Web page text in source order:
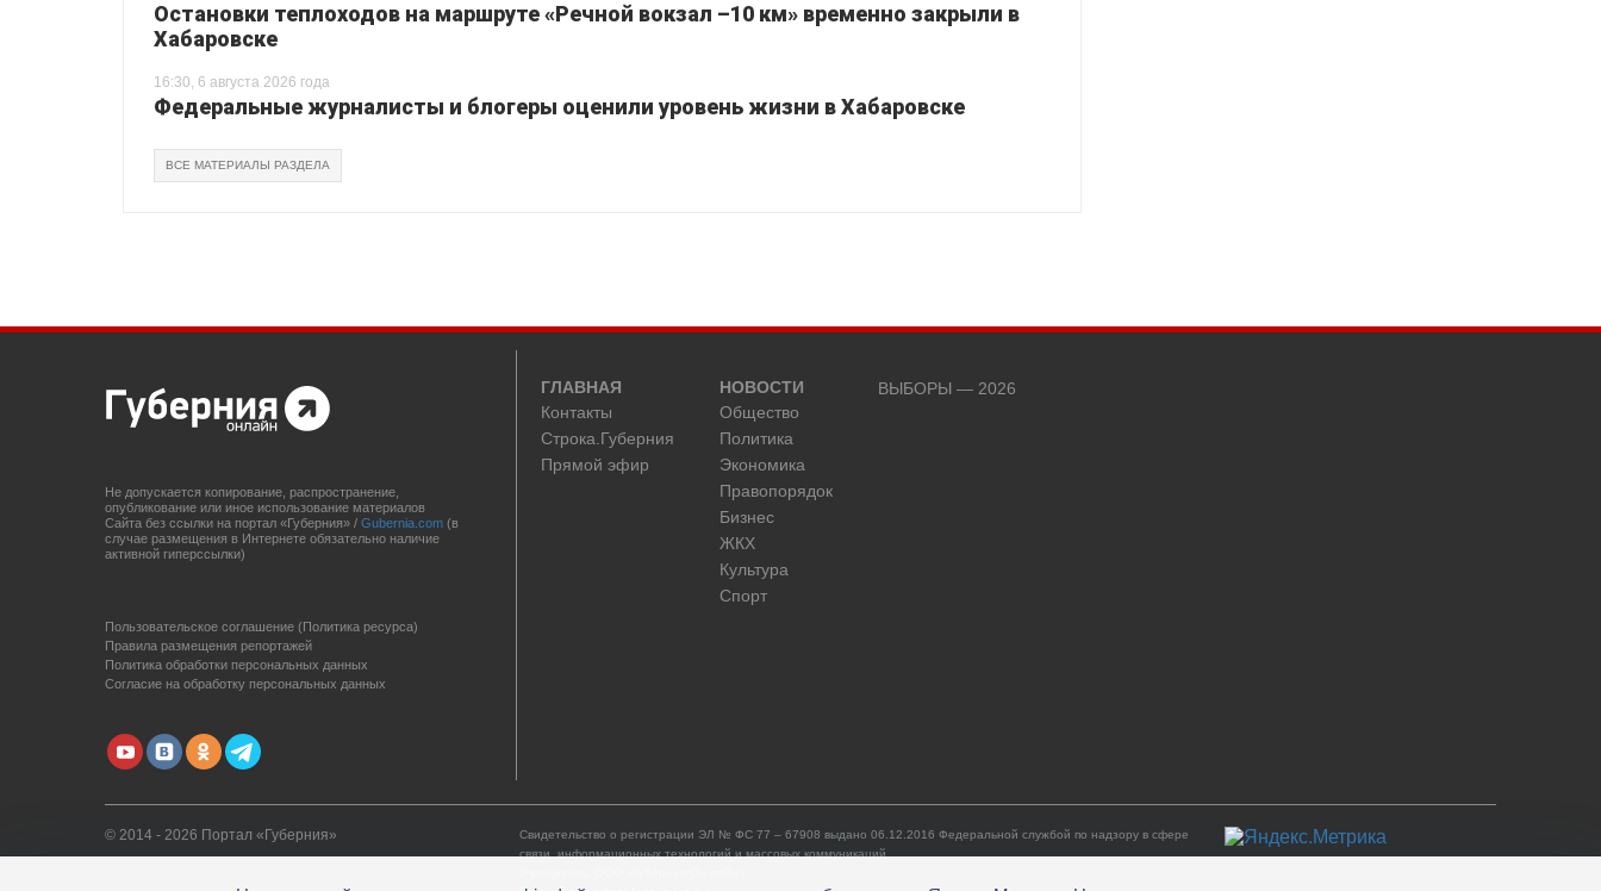
Остановки теплоходов на маршруте «Речной вокзал –10 км» временно закрыли в
Хабаровске
16:30, 6 августа 2026 года
Федеральные журналисты и блогеры оценили уровень жизни в Хабаровске
ВСЕ МАТЕРИАЛЫ РАЗДЕЛА
Не допускается копирование, распространение,
опубликование или иное использование материалов
Сайта без ссылки на портал «Губерния» / Gubernia.com (в
случае размещения в Интернете обязательно наличие
активной гиперссылки)
Пользовательское соглашение (Политика ресурса)
Правила размещения репортажей
Политика обработки персональных данных
Согласие на обработку персональных данных
ГЛАВНАЯ
Контакты
Строка.Губерния
Прямой эфир
НОВОСТИ
Общество
Политика
Экономика
Правопорядок
Бизнес
ЖКХ
Культура
Спорт
ВЫБОРЫ — 2026
© 2014 - 2026 Портал «Губерния»
Свидетельство о регистрации ЭЛ № ФС 77 – 67908 выдано 06.12.2016 Федеральной службой по надзору в сфере
связи, информационных технологий и массовых коммуникаций.